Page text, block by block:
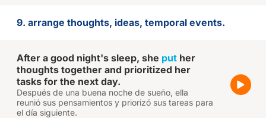
9. arrange thoughts, ideas, temporal events.
After a good night's sleep, she put her
thoughts together and prioritized her
tasks for the next day.
Después de una buena noche de sueño, ella
reunió sus pensamientos y priorizó sus tareas para
el día siguiente.